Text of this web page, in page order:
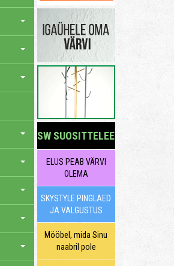
SW SUOSITTELEE
ELUS PEAB VÄRVI
OLEMA
SKYSTYLE PINGLAED
JA VALGUSTUS
Mööbel, mida Sinu
naabril pole